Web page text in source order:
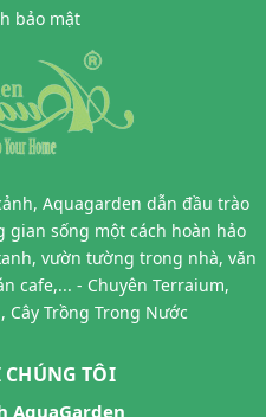
bảo mật
Aquagarden dẫn đầu trào
sống một cách hoàn hảo
vườn tường trong nhà, văn
cafe,... - Chuyên Terraium,
Cây Trồng Trong Nước
CHÚNG TÔI
AquaGarden